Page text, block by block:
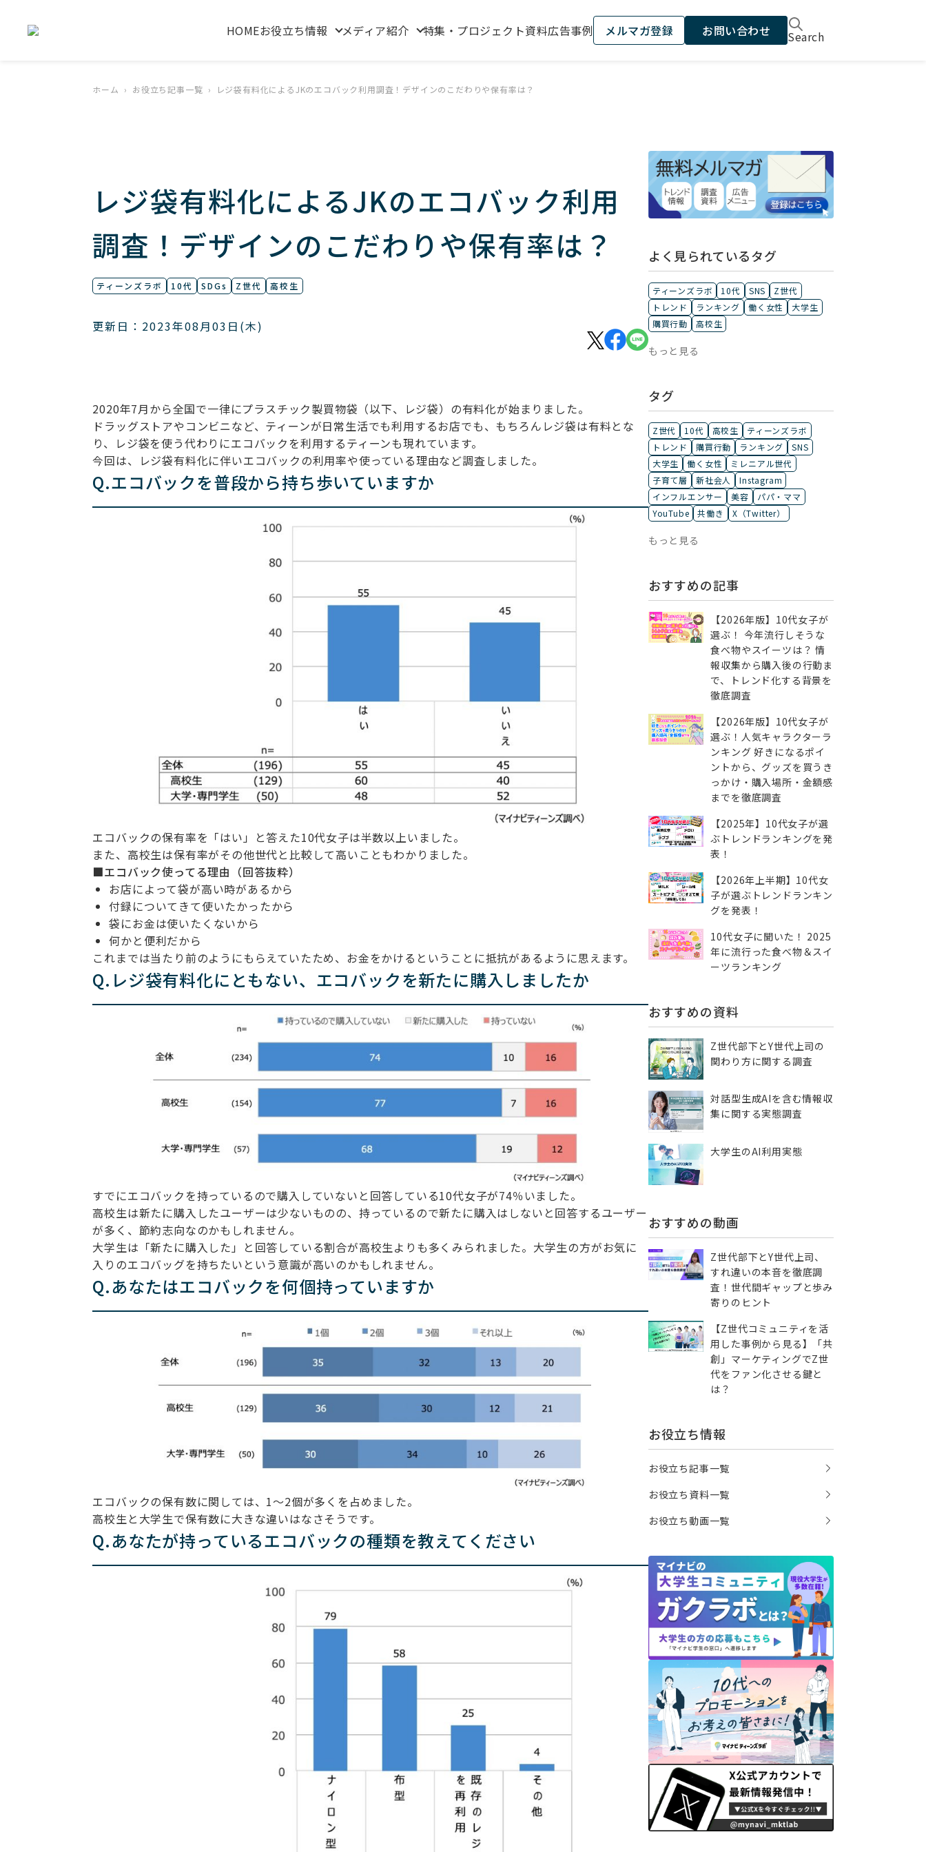
HOMEお役立ち情報 メディア紹介 特集・プロジェクト資料広告事例 メルマガ登録 お問い合わせ Search
ホーム お役立ち記事一覧 レジ袋有料化によるJKのエコバック利用調査！デザインのこだわりや保有率は？
レジ袋有料化によるJKのエコバック利用
調査！デザインのこだわりや保有率は？
ティーンズラボ 10代 SDGs Z世代 高校生
更新日：2023年08月03日(木)
2020年7月から全国で一律にプラスチック製買物袋（以下、レジ袋）の有料化が始まりました。
ドラッグストアやコンビニなど、ティーンが日常生活でも利用するお店でも、もちろんレジ袋は有料とな
り、レジ袋を使う代わりにエコバックを利用するティーンも現れています。
今回は、レジ袋有料化に伴いエコバックの利用率や使っている理由など調査しました。
Q.エコバックを普段から持ち歩いていますか
エコバックの保有率を「はい」と答えた10代女子は半数以上いました。
また、高校生は保有率がその他世代と比較して高いこともわかりました。
■エコバック使ってる理由（回答抜粋）
お店によって袋が高い時があるから
付録についてきて使いたかったから
袋にお金は使いたくないから
何かと便利だから
これまでは当たり前のようにもらえていたため、お金をかけるということに抵抗があるように思えます。
Q.レジ袋有料化にともない、エコバックを新たに購入しましたか
すでにエコバックを持っているので購入していないと回答している10代女子が74％いました。
高校生は新たに購入したユーザーは少ないものの、持っているので新たに購入はしないと回答するユーザー
が多く、節約志向なのかもしれません。
大学生は「新たに購入した」と回答している割合が高校生よりも多くみられました。大学生の方がお気に
入りのエコバッグを持ちたいという意識が高いのかもしれません。
Q.あなたはエコバックを何個持っていますか
エコバックの保有数に関しては、1〜2個が多くを占めました。
高校生と大学生で保有数に大きな違いはなさそうです。
Q.あなたが持っているエコバックの種類を教えてください
よく見られているタグ
ティーンズラボ 10代 SNS
Z世代
トレンド
ランキング 働く女性
大学生
購買行動
高校生
もっと見る
タグ
Z世代 10代 高校生
ティーンズラボ
トレンド
購買行動 ランキング
SNS
大学生
働く女性
ミレニアル世代
子育て層
新社会人
Instagram
インフルエンサー
美容
パパ・ママ
YouTube
共働き X（Twitter）
もっと見る
おすすめの記事
【2026年版】10代女子が
選ぶ！ 今年流行しそうな
食べ物やスイーツは？ 情
報収集から購入後の行動ま
で、トレンド化する背景を
徹底調査
【2026年版】10代女子が
選ぶ！人気キャラクターラ
ンキング 好きになるポイ
ントから、グッズを買うき
っかけ・購入場所・金額感
までを徹底調査
【2025年】10代女子が選
ぶトレンドランキングを発
表！
【2026年上半期】10代女
子が選ぶトレンドランキン
グを発表！
10代女子に聞いた！ 2025
年に流行った食べ物＆スイ
ーツランキング
おすすめの資料
Z世代部下とY世代上司の
関わり方に関する調査
対話型生成AIを含む情報収
集に​関する実態調査
大学生のAI利用実態
おすすめの動画
Z世代部下とY世代上司、
すれ違いの本音を徹底調
査！世代間ギャップと歩み
寄りのヒント
【Z世代コミュニティを活
用した事例から見る】「共
創」マーケティングでZ世
代をファン化させる鍵と
は？
お役立ち情報
お役立ち記事一覧
お役立ち資料一覧
お役立ち動画一覧